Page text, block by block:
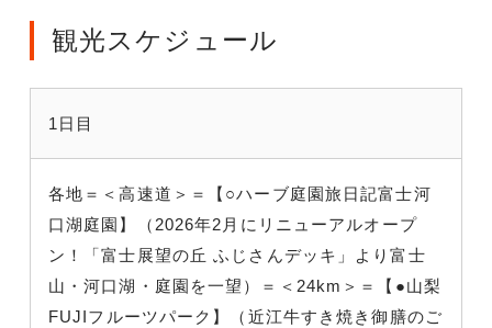
観光スケジュール
1日目
各地＝＜高速道＞＝【○ハーブ庭園旅日記富士河
口湖庭園】（2026年2月にリニューアルオープ
ン！「富士展望の丘 ふじさんデッキ」より富士
山・河口湖・庭園を一望）＝＜24km＞＝【●山梨
FUJIフルーツパーク】（近江牛すき焼き御膳のご